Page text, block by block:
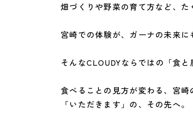
畑づくりや野菜の育て方など、
宮崎での体験が、ガーナの未来に
そんなCLOUDYならではの「食
食べることの見方が変わる、宮崎
「いただきます」の、その先へ。